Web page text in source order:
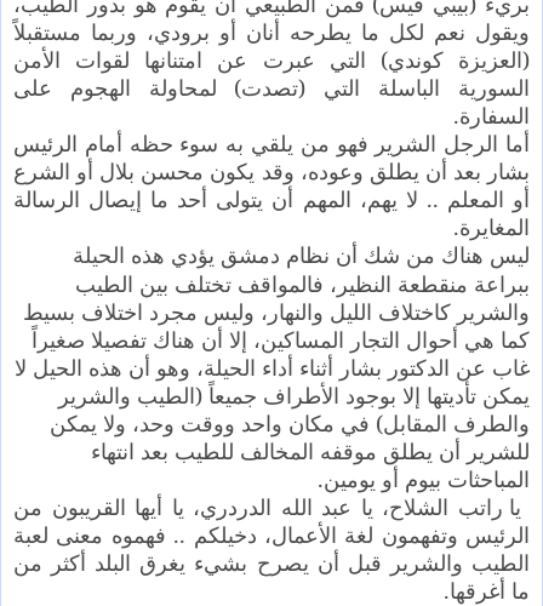
ويقول نعم لكل ما يطرحه أنان أو برودي، وربما مستقبلاً
(العزيزة كوندي) التي عبرت عن امتنانها لقوات الأمن
السورية الباسلة التي (تصدت) لمحاولة الهجوم على
السفارة.
أما الرجل الشرير فهو من يلقي به سوء حظه أمام الرئيس
بشار بعد أن يطلق وعوده، وقد يكون محسن بلال أو الشرع
أو المعلم .. لا يهم، المهم أن يتولى أحد ما إيصال الرسالة
المغايرة.
ليس هناك من شك أن نظام دمشق يؤدي هذه الحيلة
ببراعة منقطعة النظير، فالمواقف تختلف بين الطيب
والشرير كاختلاف الليل والنهار، وليس مجرد اختلاف بسيط
كما هي أحوال التجار المساكين، إلا أن هناك تفصيلا صغيراً
غاب عن الدكتور بشار أثناء أداء الحيلة، وهو أن هذه الحيل لا
يمكن تأديتها إلا بوجود الأطراف جميعاً (الطيب والشرير
والطرف المقابل) في مكان واحد ووقت وحد، ولا يمكن
للشرير أن يطلق موقفه المخالف للطيب بعد انتهاء
المباحثات بيوم أو يومين.
يا راتب الشلاح، يا عبد الله الدردري، يا أيها القريبون من
الرئيس وتفهمون لغة الأعمال، دخيلكم .. فهموه معنى لعبة
الطيب والشرير قبل أن يصرح بشيء يغرق البلد أكثر من
ما أغرقها.